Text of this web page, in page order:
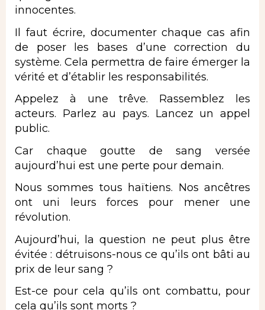
innocentes.
Il faut écrire, documenter chaque cas afin
de poser les bases d’une correction du
système. Cela permettra de faire émerger la
vérité et d’établir les responsabilités.
Appelez à une trêve. Rassemblez les
acteurs. Parlez au pays. Lancez un appel
public.
Car chaque goutte de sang versée
aujourd’hui est une perte pour demain.
Nous sommes tous haïtiens. Nos ancêtres
ont uni leurs forces pour mener une
révolution.
Aujourd’hui, la question ne peut plus être
évitée : détruisons-nous ce qu’ils ont bâti au
prix de leur sang ?
Est-ce pour cela qu’ils ont combattu, pour
cela qu’ils sont morts ?